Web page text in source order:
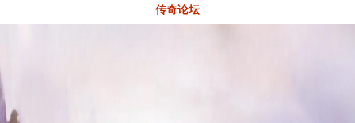
传奇论坛